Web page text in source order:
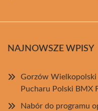
NAJNOWSZE WPISY
Gorzów Wielkopolski
Pucharu Polski BMX
Nabór do programu